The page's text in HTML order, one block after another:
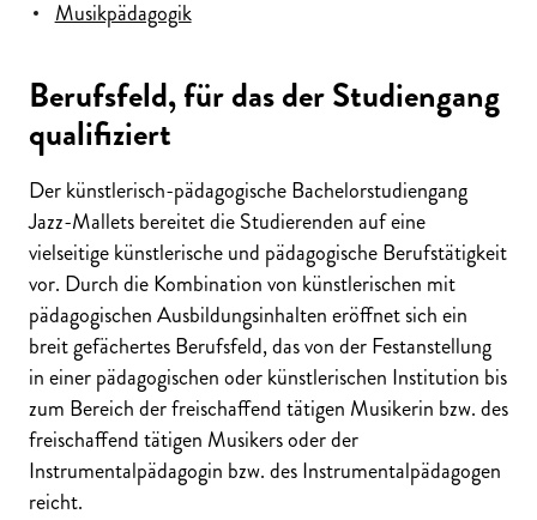
Musikpädagogik
Berufsfeld, für das der Studiengang
qualifiziert
Der künstlerisch-pädagogische Bachelorstudiengang
Jazz-Mallets bereitet die Studierenden auf eine
vielseitige künstlerische und pädagogische Berufstätigkeit
vor. Durch die Kombination von künstlerischen mit
pädagogischen Ausbildungsinhalten eröffnet sich ein
breit gefächertes Berufsfeld, das von der Festanstellung
in einer pädagogischen oder künstlerischen Institution bis
zum Bereich der freischaffend tätigen Musikerin bzw. des
freischaffend tätigen Musikers oder der
Instrumentalpädagogin bzw. des Instrumentalpädagogen
reicht.